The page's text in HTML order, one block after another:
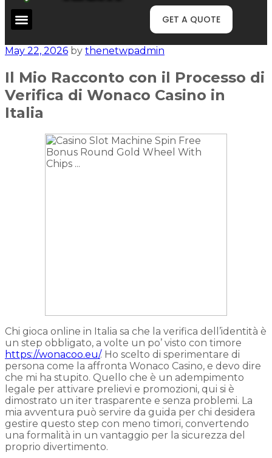
GET A QUOTE
May 22, 2026 by thenetwpadmin
Il Mio Racconto con il Processo di
Verifica di Wonaco Casino in
Italia
Chi gioca online in Italia sa che la verifica dell’identità è
un step obbligato, a volte un po’ visto con timore
https://wonacoo.eu/. Ho scelto di sperimentare di
persona come la affronta Wonaco Casino, e devo dire
che mi ha stupito. Quello che è un adempimento
legale per attivare prelievi e promozioni, qui si è
dimostrato un iter trasparente e senza problemi. La
mia avventura può servire da guida per chi desidera
gestire questo step con meno timori, convertendo
una formalità in un vantaggio per la sicurezza del
proprio divertimento.